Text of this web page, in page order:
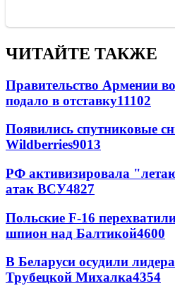
ЧИТАЙТЕ ТАКЖЕ
Правительство Армении
подало в отставку11102
Появились спутниковые
Wildberries9013
РФ активизировала
атак ВСУ4827
Польские F-16
шпион над Балтикой4600
В Беларуси осудили
Трубецкой Михалка4354